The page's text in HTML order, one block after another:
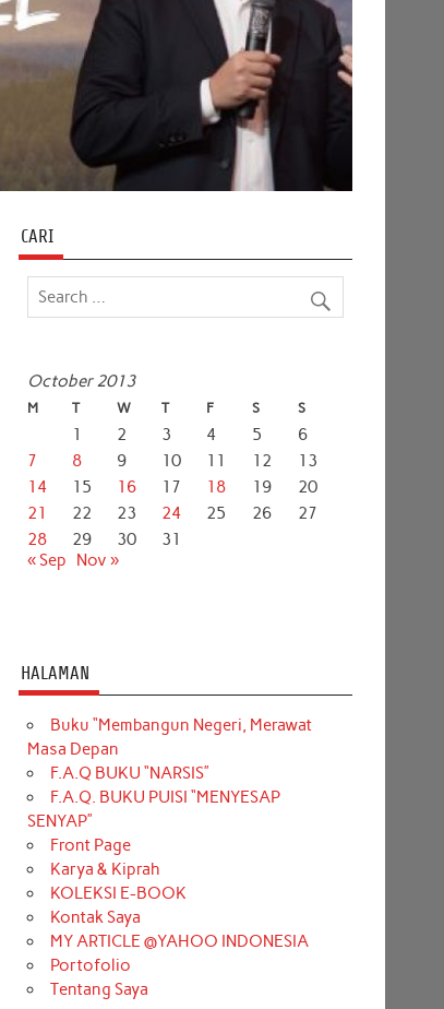
CARI
October 2013
M T W T F S S
1 2 3 4 5
6
7
8 9 10 11 12
13
14
15 16 17 18 19
20
21
22 23 24 25 26
27
28
29 30
31
« Sep
Nov »
HALAMAN
Buku “Membangun Negeri, Merawat
Masa Depan
F.A.Q BUKU “NARSIS”
F.A.Q. BUKU PUISI “MENYESAP
SENYAP”
Front Page
Karya & Kiprah
KOLEKSI E-BOOK
Kontak Saya
MY ARTICLE @YAHOO INDONESIA
Portofolio
Tentang Saya